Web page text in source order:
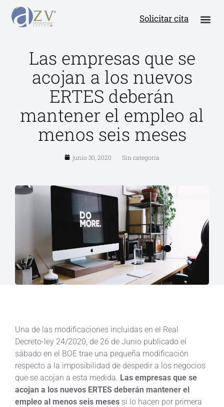
Solicitar cita
Las empresas que se
acojan a los nuevos
ERTES deberán
mantener el empleo al
menos seis meses
junio 30, 2020 Sin categoría
Una de las modificaciones incluidas en el Real
Decreto-ley 24/2020, de 26 de Junio publicado el
sábado en el BOE trae una pequeña modificación
respecto a la imposibilidad de despedir a los negocios
que se acojan a esta medida. Las empresas que se
acojan a los nuevos ERTES deberán mantener el
empleo al menos seis meses si lo hacen por primera